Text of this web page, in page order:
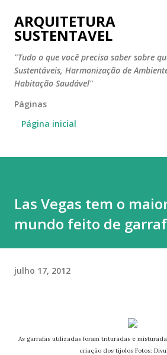
Pular para o conteúdo
ARQUITETURA
SUSTENTAVEL
"Tudo o que você precisa saber sobre
Sustentáveis, Harmonização de
Habitação Saudável"
Páginas
Página inicial
Las Vegas tem o
mundo feito de
julho 17, 2012
As garrafas utilizadas foram trituradas e misturadas com o outros materiais na
criação dos tijolos Fotos: